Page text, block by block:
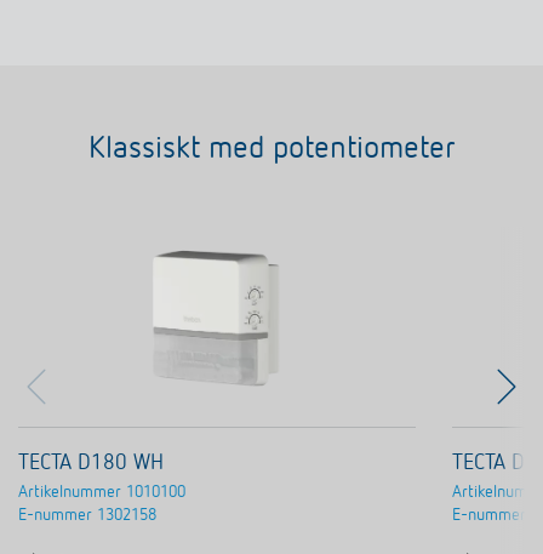
Klassiskt med potentiometer
TECTA D180 WH
Artikelnummer 1010100
E-nummer 1302158
TECTA
E-nummer